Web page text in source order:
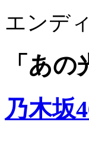
エンデ
「あの
乃木坂